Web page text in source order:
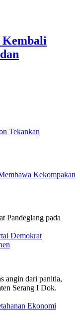
Kembali
Tekankan
Kekompakan
Demokrat
Ekonomi